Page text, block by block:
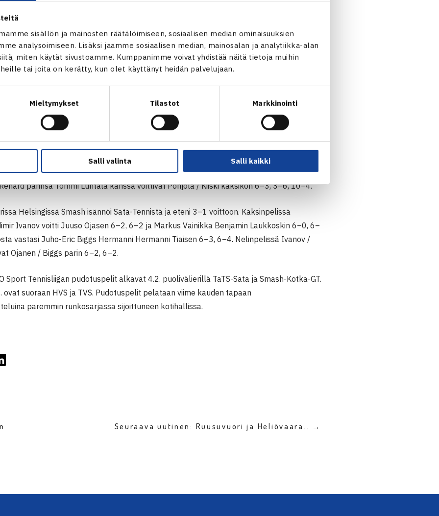
sisällön ja mainosten räätälöimiseen, sosiaalisen median ominaisuuksien
analysoimiseen. Lisäksi jaamme sosiaalisen median, mainosalan ja analytiikka-alan
miten käytät sivustoamme. Kumppanimme voivat yhdistää näitä tietoja muihin
tai joita on kerätty, kun olet käyttänyt heidän palvelujaan.
Mieltymykset Tilastot Markkinointi
Salli valinta Salli kaikki
6–3 ja Jussi Salmio voitti Oskar Stumpfin kolmen erän jälkeen lukemin 6–7, 6–1, 11–
Kiur Saar / Ehrnrooth voittivat Ahti / Eerola parin 6–3, 6–4.
HVS ja TVS kohtasivat Turussa ja TVS vei voiton lukemin 3–1. HVS:n voitosta
/ Rikkonen kaksikko voittivat Niklas-Salmisen ja Huurinaisen yhden pelatun pelin
luovutuksella.
Tenniskeskuksessa ETS isännöi Tampereen Tennisseuraa ja joukkueet pelasivat 2–2
ETS:n voitosta vastasi Lucas Renard Peetu Pohjolaa vastaan 3–6, 6–4, 10–6.
Max Alopaeuksen erin 6–2, 6–1 ja Tero Vilen Felix Alopaeuksen 6–4, 2–6, 10–6.
parinsa Tommi Luhtala kanssa voittivat Pohjola / Kiiski kaksikon 6–3, 3–6, 10–4.
Helsingissä Smash isännöi Sata-Tennistä ja eteni 3–1 voittoon. Kaksinpelissä
Ivanov voitti Juuso Ojasen 6–2, 6–2 ja Markus Vainikka Benjamin Laukkoskin 6–0, 6–
vastasi Juho-Eric Biggs Hermanni Hermanni Tiaisen 6–3, 6–4. Nelinpelissä Ivanov /
Ojanen / Biggs parin 6–2, 6–2.
Sport Tennisliigan pudotuspelit alkavat 4.2. puolivälierillä TaTS-Sata ja Smash-Kotka-GT.
ovat suoraan HVS ja TVS. Pudotuspelit pelataan viime kauden tapaan
paremmin runkosarjassa sijoittuneen kotihallissa.
Seuraava uutinen: Ruusuvuori ja Heliövaara… →